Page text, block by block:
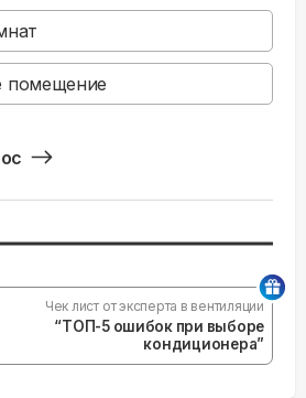
помещение
Чек лист от эксперта в вентиляции
“ТОП-5 ошибок при выборе
кондиционера”